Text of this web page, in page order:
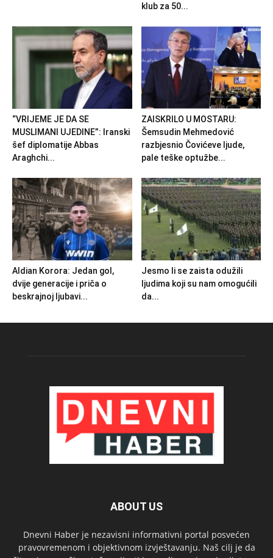
klub za 50...
“VRIJEME JE DA SE
MUSLIMANI UJEDINE”: Iranski
šef diplomatije Abbas
Araghchi...
ZAISKRILO U MOSTARU:
Šemsudin Mehmedović
razbjesnio Čovićeve ljude,
pale teške optužbe...
Aldian Korora: Jedan gol,
dvije generacije i priča o
beskrajnoj ljubavi...
Jesmo li se zaista odužili
ljudima koji su nam omogućili
da...
ABOUT US
Dnevni Haber je nezavisni informativni portal posvećen
pravovremenom i objektivnom izvještavanju. Naš cilj je da